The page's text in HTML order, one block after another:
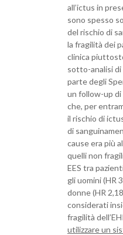
all’ictus in
sono spesso
del rischio di
la fragilità dei
clinica
sotto-analisi di
parte degli
un follow-up di
che, per
il rischio di
di
cause era più
quelli non
EES tra
gli uomini (HR
donne (HR
considerati
fragilità
utilizzare un